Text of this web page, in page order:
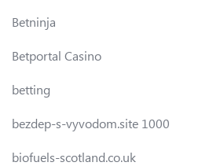
Betninja
Betportal Casino
betting
bezdep-s-vyvodom.site 1000
biofuels-scotland.co.uk